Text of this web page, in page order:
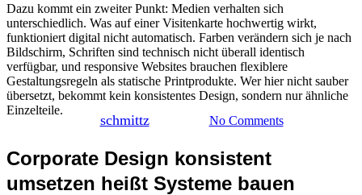
Corporate Design
konsistent umsetzen
schmittz9. Juli 2026 No Comments
Dazu kommt ein zweiter Punkt: Medien verhalten sich
unterschiedlich. Was auf einer Visitenkarte hochwertig wirkt,
funktioniert digital nicht automatisch. Farben verändern sich je nach
Bildschirm, Schriften sind technisch nicht überall identisch
verfügbar, und responsive Websites brauchen flexiblere
Gestaltungsregeln als statische Printprodukte. Wer hier nicht sauber
übersetzt, bekommt kein konsistentes Design, sondern nur ähnliche
Einzelteile.
Corporate Design konsistent
umsetzen heißt Systeme bauen